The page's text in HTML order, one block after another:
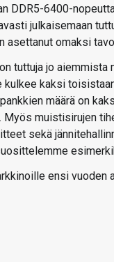
DDR5-6400-
julkaisemaan
asettanut omaksi
tuttuja jo
kaksi
määrä on
muistisirujen
sekä
ensi vuoden